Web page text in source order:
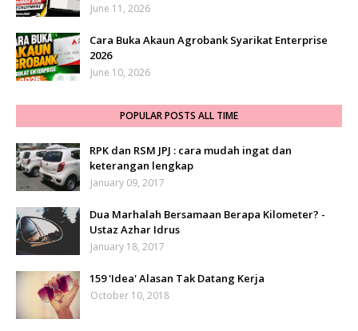
June 11, 2026
Cara Buka Akaun Agrobank Syarikat Enterprise
2026
June 10, 2026
POPULAR POSTS ALL TIME
RPK dan RSM JPJ : cara mudah ingat dan
keterangan lengkap
January 09, 2017
Dua Marhalah Bersamaan Berapa Kilometer? -
Ustaz Azhar Idrus
January 18, 2017
159 'Idea' Alasan Tak Datang Kerja
October 10, 2018